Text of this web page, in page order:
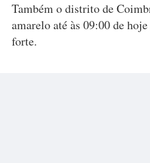
Também o distrito de
amarelo até às 09:00 de
forte.